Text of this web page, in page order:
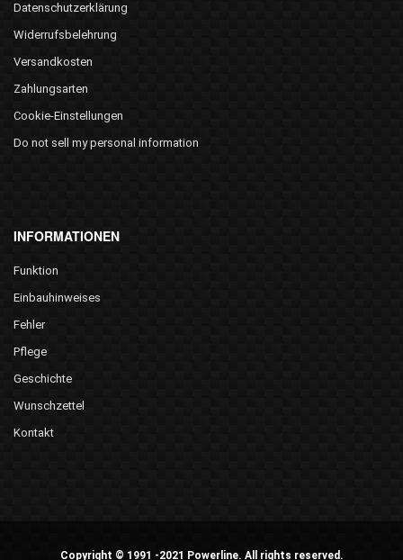
Datenschutzerklärung
Widerrufsbelehrung
Versandkosten
Zahlungsarten
Cookie-Einstellungen
Do not sell my personal information
INFORMATIONEN
Funktion
Einbauhinweises
Fehler
Pflege
Geschichte
Wunschzettel
Kontakt
Copyright © 1991 -2021 Powerline. All rights reserved.